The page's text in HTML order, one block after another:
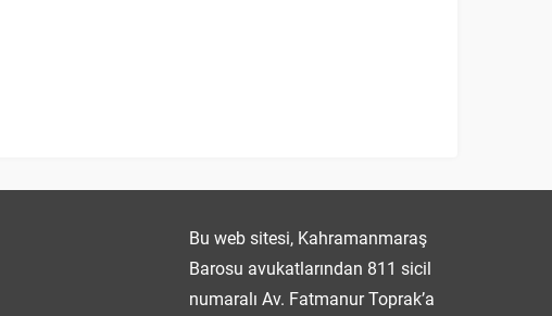
Bu web sitesi, Kahramanmaraş
Barosu avukatlarından 811 sicil
numaralı Av. Fatmanur Toprak’a